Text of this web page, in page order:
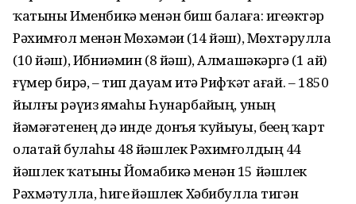
ҡатыны Именбикә менән биш балаға: игеҙәктәр
Рәхимғол менән Мөхәмәҙи (14 йәш), Мөхтәрулла
(10 йәш), Ибниәмин (8 йәш), Алмашәкәргә (1 ай)
ғүмер бирә, – тип дауам итә Рифҡәт ағай. – 1850
йылғы рәүиз яҙмаһы Һунарбайҙың, уның
йәмәғәтенең дә инде донъя ҡуйыуы, беҙҙең ҡарт
олатай булаһы 48 йәшлек Рәхимғолдың 44
йәшлек ҡатыны Йомабикә менән 15 йәшлек
Рәхмәтулла, һигеҙ йәшлек Хәбибулла тигән